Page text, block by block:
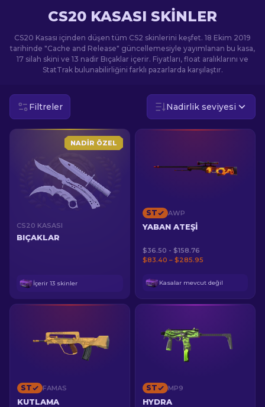
Kasalar
Diğer
TR
CS20 KASASI SKINLER
CS20 Kasası içinden düşen tüm CS2 skinlerini keşfet. 18 Ekim 2019
tarihinde "Cache and Release" güncellemesiyle yayımlanan bu kasa,
17 silah skini ve 13 nadir Bıçaklar içerir. Fiyatları, float aralıklarını ve
StatTrak bulunabilirliğini farklı pazarlarda karşılaştır.
Filtreler Nadirlik seviyesi
NADIR ÖZEL
CS20 KASASI
BIÇAKLAR
İçerir 13 skinler
ST AWP
YABAN ATEŞI
$36.50 - $158.76
$83.40 – $285.95
Kasalar mevcut değil
ST FAMAS
KUTLAMA
ST MP9
HYDRA